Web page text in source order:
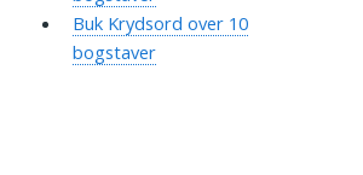
Buk Krydsord over 10
bogstaver